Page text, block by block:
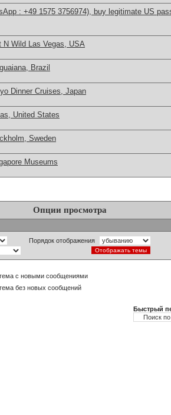
: +49 1575 3756974), buy legitimate US
N Wild Las Vegas, USA
Brazil
Dinner Cruises, Japan
United States
Sweden
Museums
Опции просмотра
Порядок отображения
с новыми сообщениями
без новых сообщений
Быстрый